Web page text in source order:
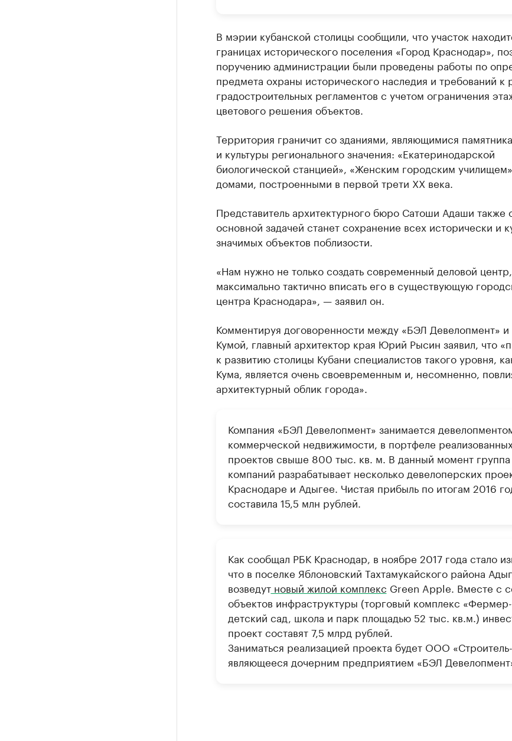
В мэрии кубанской столицы сообщили, что участок
границах исторического поселения «Город Краснодар»,
поручению администрации были проведены работы по
предмета охраны исторического наследия и требований к
градостроительных регламентов с учетом ограничения
цветового решения объектов.
Территория граничит со зданиями, являющимися
и культуры регионального значения: «Екатеринодарской
биологической станцией», «Женским городским
домами, построенными в первой трети XX века.
Представитель архитектурного бюро Сатоши Адаши также
основной задачей станет сохранение всех исторически и
значимых объектов поблизости.
«Нам нужно не только создать современный деловой
максимально тактично вписать его в существующую
центра Краснодара», — заявил он.
Комментируя договоренности между «БЭЛ Девелопмент» и
Кумой, главный архитектор края Юрий Рысин заявил, что
к развитию столицы Кубани специалистов такого уровня,
Кума, является очень своевременным и, несомненно,
архитектурный облик города».
Компания «БЭЛ Девелопмент» занимается
коммерческой недвижимости, в портфеле реализованных
проектов свыше 800 тыс. кв. м. В данный момент группа
компаний разрабатывает несколько девелоперских
Краснодаре и Адыгее. Чистая прибыль по итогам 2016
составила 15,5 млн рублей.
Как сообщал РБК Краснодар, в ноябре 2017 года стало
что в поселке Яблоновский Тахтамукайского района
возведутновый жилой комплекс Green Apple. Вместе с
объектов инфраструктуры (торговый комплекс «Фермер-
детский сад, школа и парк площадью 52 тыс. кв.м.)
проект составят 7,5 млрд рублей.
Заниматься реализацией проекта будет ООО
являющееся дочерним предприятием «БЭЛ